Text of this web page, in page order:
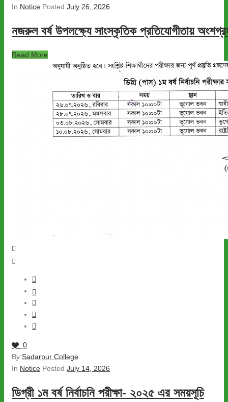
In Notice Posted July 26, 2026
নজরুল বর্ষ উপলক্ষ্যে সাংস্কৃতিক প্রতিযোগীতায়
Read More
0
By Sadarpur College
In Notice Posted July 14, 2026
ডিগ্রী ১ম বর্ষ নির্বাচনি পরীক্ষা- ২০২৫ এর সময়সূচি